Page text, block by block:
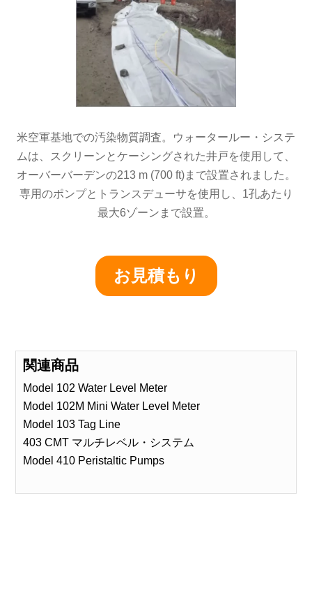
米空軍基地での汚染物質調査。ウォータールー・システ
ムは、スクリーンとケーシングされた井戸を使用して、
オーバーバーデンの213 m (700 ft)まで設置されました。
専用のポンプとトランスデューサを使用し、1孔あたり
最大6ゾーンまで設置。
お見積もり
関連商品
Model 102 Water Level Meter
Model 102M Mini Water Level Meter
Model 103 Tag Line
403 CMT マルチレベル・システム
Model 410 Peristaltic Pumps